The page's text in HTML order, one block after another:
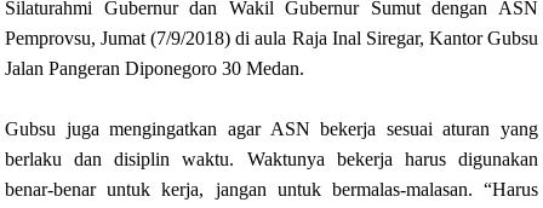
Silaturahmi Gubernur dan Wakil Gubernur Sumut dengan ASN
Pemprovsu, Jumat (7/9/2018) di aula Raja Inal Siregar, Kantor Gubsu
Jalan Pangeran Diponegoro 30 Medan.
Gubsu juga mengingatkan agar ASN bekerja sesuai aturan yang
berlaku dan disiplin waktu. Waktunya bekerja harus digunakan
benar-benar untuk kerja, jangan untuk bermalas-malasan. “Harus